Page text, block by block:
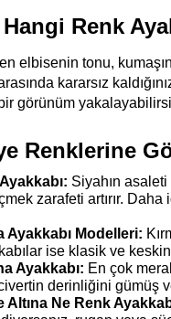
Renk
elbisenin tonu,
kararsız
görünüm
Renklerine
Siyahın
zarafeti artırır.
Ayakkabı Modelleri:
ise klasik ve
Ayakkabı: En çok
derinliğini gümüş
Ne Renk